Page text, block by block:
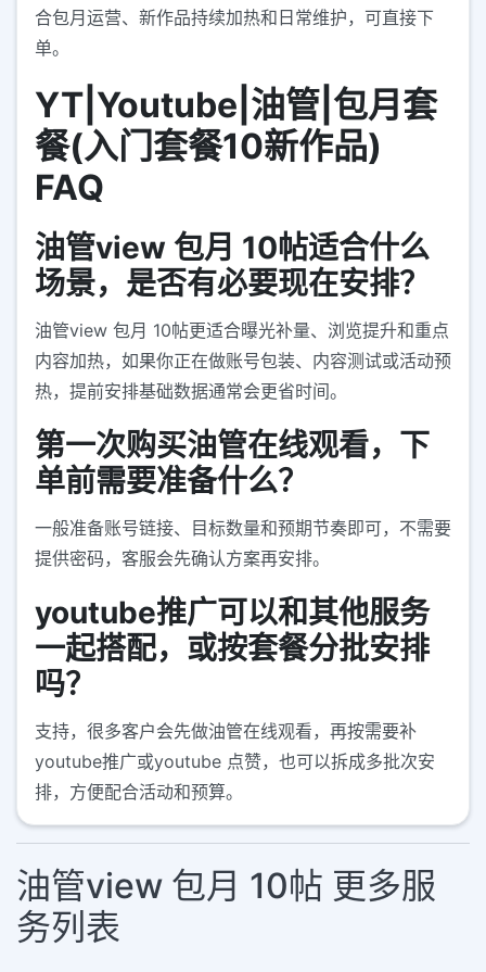
合包月运营、新作品持续加热和日常维护，可直接下
单。
YT|Youtube|油管|包月套
餐(入门套餐10新作品)
FAQ
油管view 包月 10帖适合什么
场景，是否有必要现在安排？
油管view 包月 10帖更适合曝光补量、浏览提升和重点
内容加热，如果你正在做账号包装、内容测试或活动预
热，提前安排基础数据通常会更省时间。
第一次购买油管在线观看，下
单前需要准备什么？
一般准备账号链接、目标数量和预期节奏即可，不需要
提供密码，客服会先确认方案再安排。
youtube推广可以和其他服务
一起搭配，或按套餐分批安排
吗？
支持，很多客户会先做油管在线观看，再按需要补
youtube推广或youtube 点赞，也可以拆成多批次安
排，方便配合活动和预算。
油管view 包月 10帖 更多服
务列表